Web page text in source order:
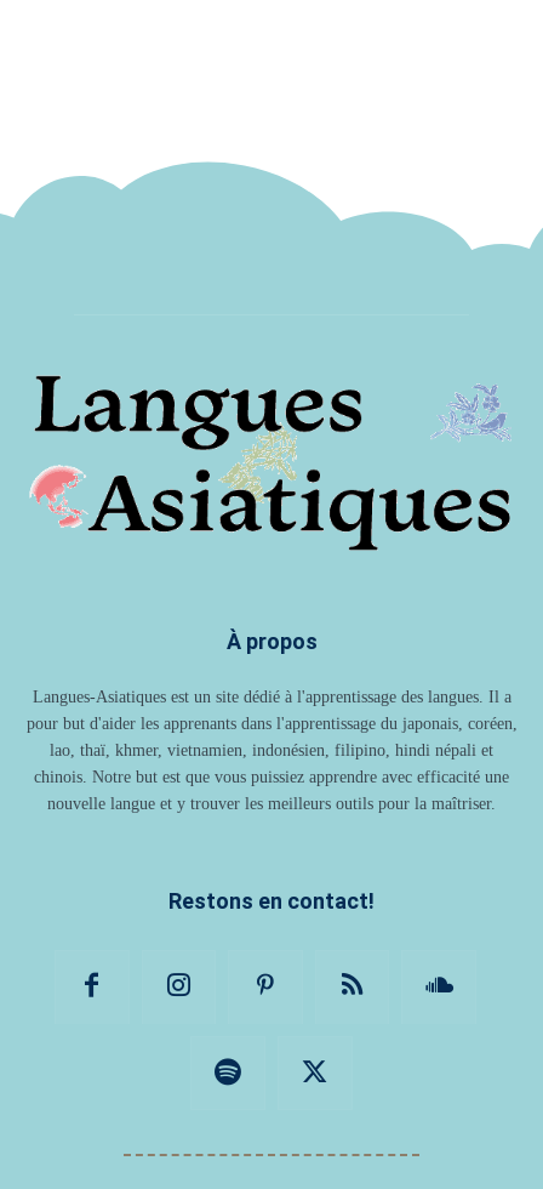
À propos
Langues-Asiatiques est un site dédié à l'apprentissage des langues. Il a
pour but d'aider les apprenants dans l'apprentissage du japonais, coréen,
lao, thaï, khmer, vietnamien, indonésien, filipino, hindi népali et
chinois. Notre but est que vous puissiez apprendre avec efficacité une
nouvelle langue et y trouver les meilleurs outils pour la maîtriser.
Restons en contact!